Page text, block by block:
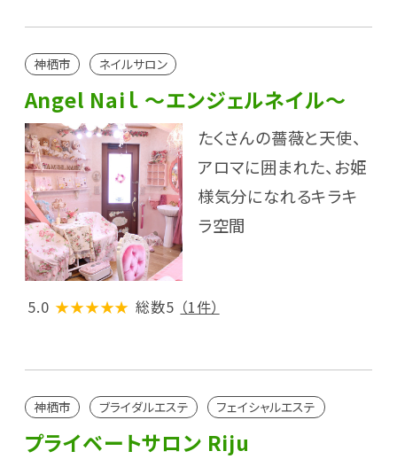
神栖市 ネイルサロン
Angel Naiｌ ～エンジェルネイル～
たくさんの薔薇と天使、
アロマに囲まれた、お姫
様気分になれるキラキ
ラ空間
5.0 ★★★★★ 総数5 （1件）
神栖市 ブライダルエステ フェイシャルエステ
プライベートサロン Riju